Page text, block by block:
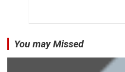
You may Missed